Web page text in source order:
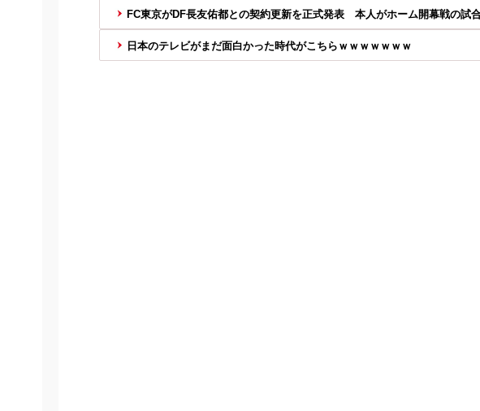
FC東京がDF長友佑都との契約更新を正式発表 本人がホーム開幕戦の試
日本のテレビがまだ面白かった時代がこちらｗｗｗｗｗｗｗ